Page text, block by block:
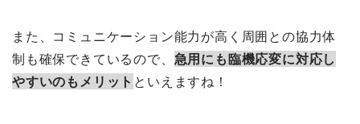
また、コミュニケーション能力が高く周囲との協力体
制も確保できているので、 急用にも臨機応変に対応し
やすいのもメリット といえますね！